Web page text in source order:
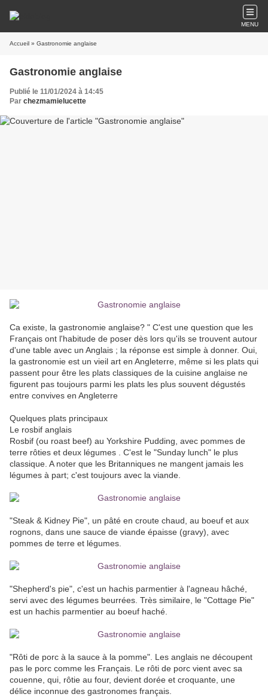
MENU
Accueil » Gastronomie anglaise
Gastronomie anglaise
Publié le 11/01/2024 à 14:45
Par chezmamielucette
Ca existe, la gastronomie anglaise? " C'est une question que les
Français ont l'habitude de poser dès lors qu'ils se trouvent autour
d'une table avec un Anglais ; la réponse est simple à donner. Oui,
la gastronomie est un vieil art en Angleterre, même si les plats qui
passent pour être les plats classiques de la cuisine anglaise ne
figurent pas toujours parmi les plats les plus souvent dégustés
entre convives en Angleterre
Quelques plats principaux
Le rosbif anglais
Rosbif (ou roast beef) au Yorkshire Pudding, avec pommes de
terre rôties et deux légumes . C'est le "Sunday lunch" le plus
classique. A noter que les Britanniques ne mangent jamais les
légumes à part; c'est toujours avec la viande.
"Steak & Kidney Pie", un pâté en croute chaud, au boeuf et aux
rognons, dans une sauce de viande épaisse (gravy), avec
pommes de terre et légumes.
"Shepherd's pie", c'est un hachis parmentier à l'agneau hâché,
servi avec des légumes beurrées. Très similaire, le "Cottage Pie"
est un hachis parmentier au boeuf haché.
"Rôti de porc à la sauce à la pomme". Les anglais ne découpent
pas le porc comme les Français. Le rôti de porc vient avec sa
couenne, qui, rôtie au four, devient dorée et croquante, une
délice inconnue des gastronomes français.